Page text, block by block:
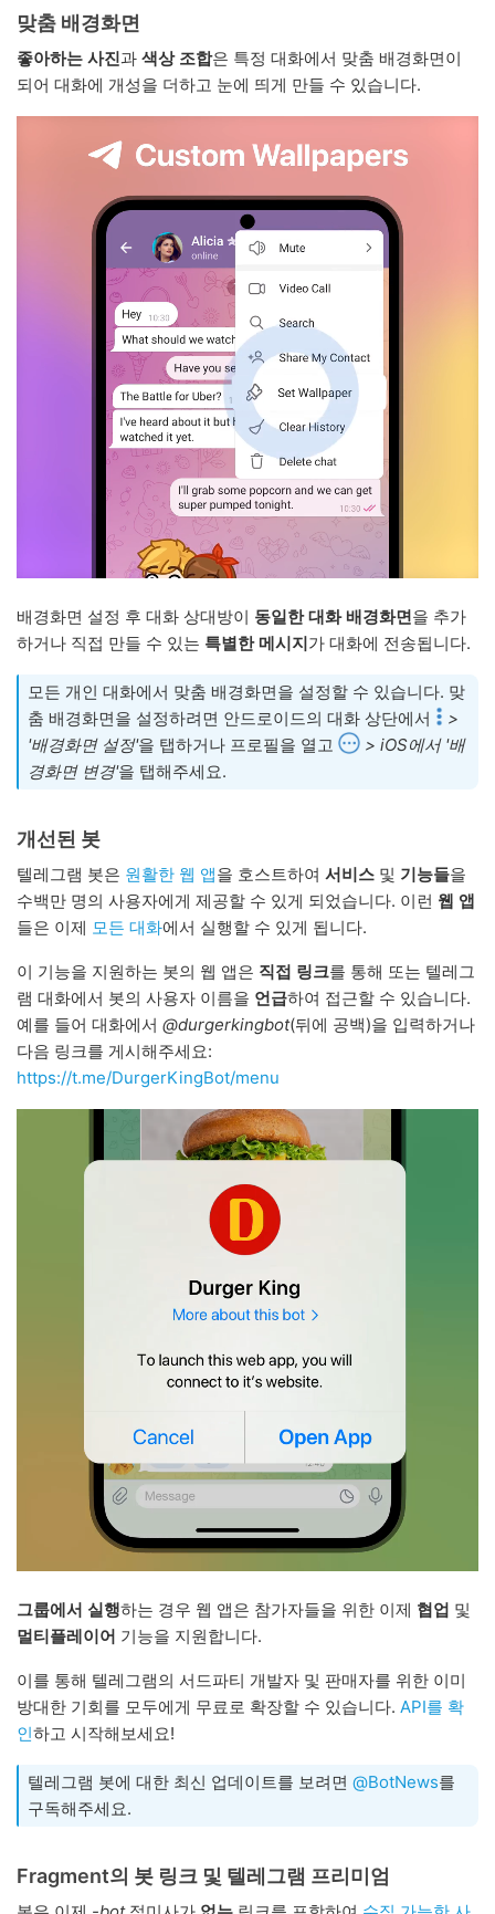
맞춤 배경화면
좋아하는 사진과 색상 조합은 특정 대화에서 맞춤 배경화면이
되어 대화에 개성을 더하고 눈에 띄게 만들 수 있습니다.
배경화면 설정 후 대화 상대방이 동일한 대화 배경화면을 추가
하거나 직접 만들 수 있는 특별한 메시지가 대화에 전송됩니다.
모든 개인 대화에서 맞춤 배경화면을 설정할 수 있습니다. 맞
춤 배경화면을 설정하려면 안드로이드의 대화 상단에서
>
'배경화면 설정'을 탭하거나 프로필을 열고
> iOS에서 '배
경화면 변경'을 탭해주세요.
개선된 봇
텔레그램 봇은 원활한 웹 앱을 호스트하여 서비스 및 기능들을
수백만 명의 사용자에게 제공할 수 있게 되었습니다. 이런 웹 앱
들은 이제 모든 대화에서 실행할 수 있게 됩니다.
이 기능을 지원하는 봇의 웹 앱은 직접 링크를 통해 또는 텔레그
램 대화에서 봇의 사용자 이름을 언급하여 접근할 수 있습니다.
예를 들어 대화에서 @durgerkingbot(뒤에 공백)을 입력하거나
다음 링크를 게시해주세요:
https://t.me/DurgerKingBot/menu
그룹에서 실행하는 경우 웹 앱은 참가자들을 위한 이제 협업 및
멀티플레이어 기능을 지원합니다.
이를 통해 텔레그램의 서드파티 개발자 및 판매자를 위한 이미
방대한 기회를 모두에게 무료로 확장할 수 있습니다. API를 확
인하고 시작해보세요!
텔레그램 봇에 대한 최신 업데이트를 보려면 @BotNews를
구독해주세요.
Fragment의 봇 링크 및 텔레그램 프리미엄